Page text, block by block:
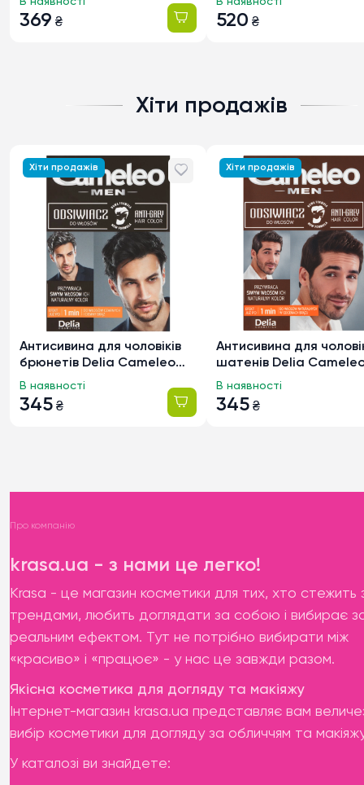
369 ₴ 520 ₴
Хіти продажів
Хіти продажів
Антисивина для чоловіків
брюнетів Delia Cameleo
Men
345 ₴
В наявності
Хіти продажів
Антисивина для
шатенів Delia
Men
345 ₴
В наявності
Про компанію
krasa.ua - з нами це легко!
Krasa - це магазин косметики для тих, хто стежить
трендами, любить доглядати за собою і вибирає
реальним ефектом. Тут не потрібно вибирати між
«красиво» і «працює» - у нас це завжди разом.
Якісна косметика для догляду та макіяжу
Інтернет-магазин krasa.ua представляє вам
вибір косметики для догляду за обличчям та
У каталозі ви знайдете: